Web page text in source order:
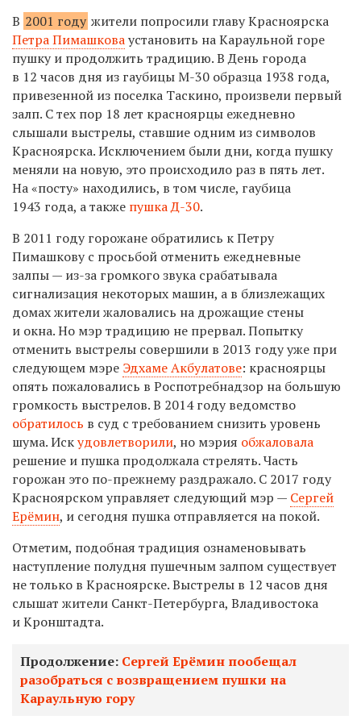
В 2001 году жители попросили главуКрасноярска
Петра Пимашковаустановить на Караульной горе
пушку и продолжить традицию. В День города
в 12 часов дня из гаубицыМ-30 образца 1938 года,
привезенной из поселка Таскино, произвели первый
залп. С тех пор 18 лет красноярцы ежедневно
слышали выстрелы, ставшие одним из символов
Красноярска. Исключением были дни, когда пушку
меняли на новую, это происходило раз в пять лет.
На «посту» находились, в том числе, гаубица
1943 года, а также пушка Д-30.
В 2011 годугорожане обратились кПетру
Пимашкову с просьбой отменить ежедневные
залпы — из-за громкого звука срабатывала
сигнализация некоторых машин, а в близлежащих
домах жители жаловались на дрожащие стены
и окна. Но мэр традицию не прервал. Попытку
отменить выстрелы совершили в 2013 году уже при
следующем мэре Эдхаме Акбулатове: красноярцы
опять пожаловались в Роспотребнадзор на большую
громкость выстрелов.В 2014 году ведомство
обратилось в суд с требованием снизить уровень
шума.Искудовлетворили, но мэрия обжаловала
решение и пушка продолжала стрелять. Часть
горожан это по-прежнему раздражало. С 2017 году
Красноярском управляет следующий мэр — Сергей
Ерёмин, и сегодня пушка отправляется на покой.
Отметим, подобная традиция ознаменовывать
наступление полудня пушечным залпом существует
не только в Красноярске. Выстрелы в 12 часов дня
слышат жители Санкт-Петербурга, Владивостока
и Кронштадта.
Продолжение: Сергей Ерёмин пообещал
разобраться с возвращением пушки на
Караульную гору